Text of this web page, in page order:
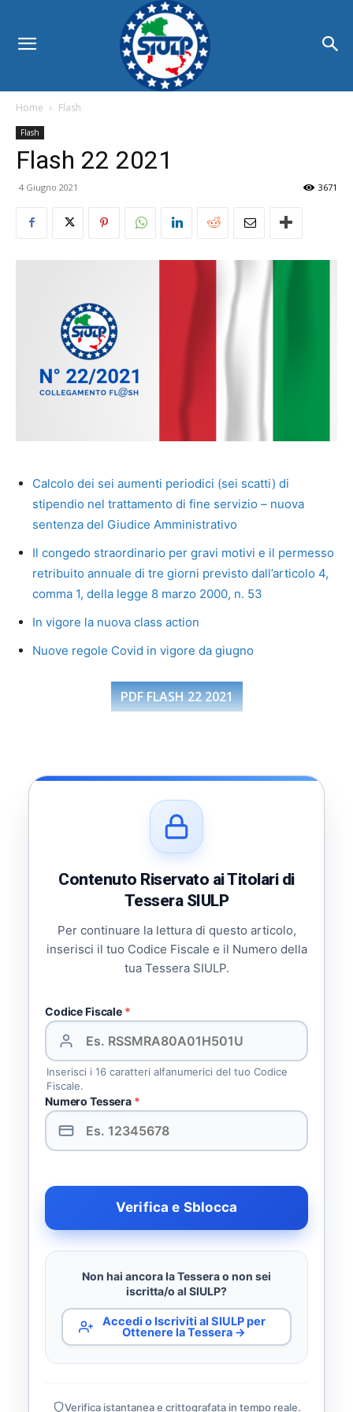
Home Flash
Flash
Flash 22 2021
4 Giugno 2021 3671
Calcolo dei sei aumenti periodici (sei scatti) di
stipendio nel trattamento di fine servizio – nuova
sentenza del Giudice Amministrativo
Il congedo straordinario per gravi motivi e il permesso
retribuito annuale di tre giorni previsto dall’articolo 4,
comma 1, della legge 8 marzo 2000, n. 53
In vigore la nuova class action
Nuove regole Covid in vigore da giugno
PDF FLASH 22 2021
Contenuto Riservato ai Titolari di
Tessera SIULP
Per continuare la lettura di questo articolo,
inserisci il tuo Codice Fiscale e il Numero della
tua Tessera SIULP.
Codice Fiscale *
Inserisci i 16 caratteri alfanumerici del tuo Codice
Fiscale.
Numero Tessera *
Verifica e Sblocca
Non hai ancora la Tessera o non sei
iscritta/o al SIULP?
Accedi o Iscriviti al SIULP per
Ottenere la Tessera →
Verifica istantanea e crittografata in tempo reale.